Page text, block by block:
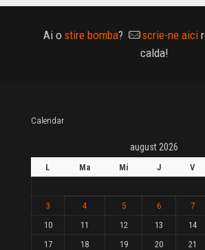
Ai o stire bomba? scrie-ne aici
calda!
Calendar
august 2026
L Ma Mi J V
3
4 5 6 7
10
11 12 13 14
17
18 19 20 21